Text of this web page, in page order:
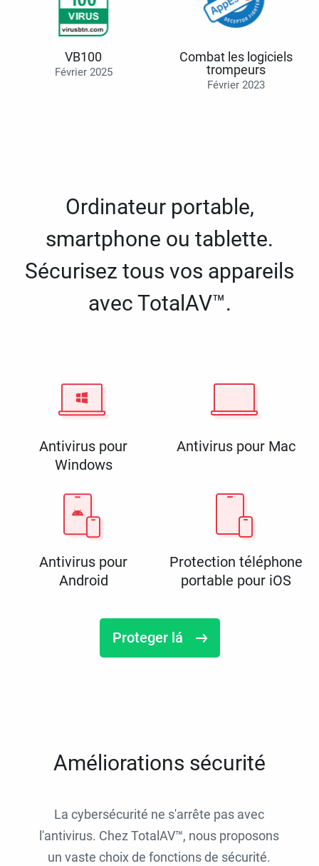
VB100
Février 2025
Combat les logiciels
trompeurs
Février 2023
Ordinateur portable,
smartphone ou tablette.
Sécurisez tous vos appareils
avec TotalAV™.
Antivirus pour
Windows
Antivirus pour Mac
Antivirus pour
Android
Protection téléphone
portable pour iOS
Proteger lá
Améliorations sécurité
La cybersécurité ne s'arrête pas avec
l'antivirus. Chez TotalAV™, nous proposons
un vaste choix de fonctions de sécurité.